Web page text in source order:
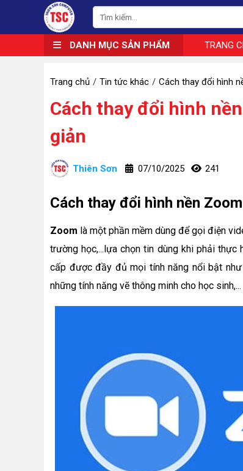
DANH MỤC SẢN PHẨM TRANG
Trang chủ Tin tức khác Cách thay đổi hình
Cách thay đổi hình
giản
Thiên Sơn 07/10/2025 241
Cách thay đổi hình nền
Zoom là một phần mềm dùng để gọi điện
trường học,...lựa chọn tin dùng khi phải
cấp được đầy đủ mọi tính năng nổi bật
những tính năng vẽ thông minh cho học sinh,...